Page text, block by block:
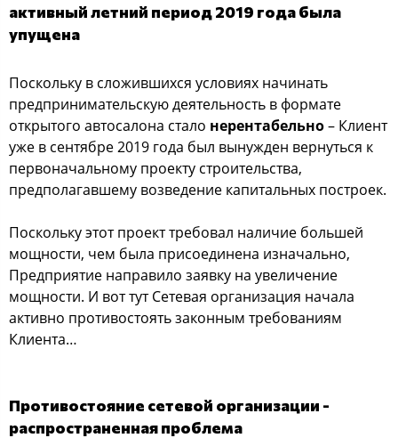
активный летний период 2019 года была
упущена
Поскольку в сложившихся условиях начинать
предпринимательскую деятельность в формате
открытого автосалона стало нерентабельно– Клиент
уже в сентябре 2019 года был вынужден вернуться к
первоначальному проекту строительства,
предполагавшему возведение капитальных построек.
Поскольку этот проект требовал наличие большей
мощности, чем была присоединена изначально,
Предприятие направило заявку на увеличение
мощности. И вот тут Сетевая организация начала
активно противостоять законным требованиям
Клиента…
Противостояние сетевой организации -
распространенная проблема